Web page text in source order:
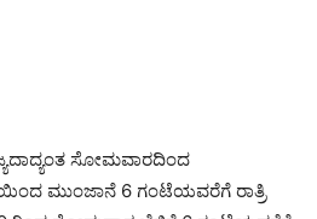
ಸೋಮವಾರದಿಂದ
ಮುಂಜಾನೆ 6 ಗಂಟೆಯವರೆಗೆ ರಾತ್ರಿ